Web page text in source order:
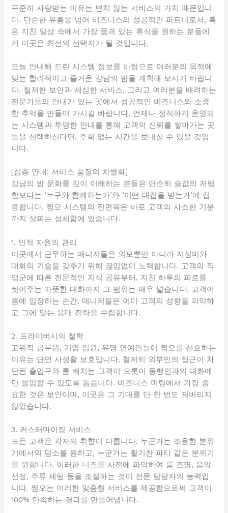
꾸준히 사랑받는 이유는 변치 않는 서비스의 가치 때문입니
다. 단순한 유흥을 넘어 비즈니스의 성공적인 파트너로서, 혹
은 지친 일상 속에서 가장 품격 있는 휴식을 원하는 분들에
게 이곳은 최선의 선택지가 될 것입니다.
오늘 안내해 드린 시스템 정보를 바탕으로 여러분의 목적에
맞는 합리적이고 즐거운 강남의 밤을 계획해 보시기 바랍니
다. 철저한 보안과 세심한 서비스, 그리고 여러분을 배려하는
전문가들의 안내가 있는 곳에서 성공적인 비즈니스와 소중
한 추억을 만들어 가시길 바랍니다. 언제나 정직하게 운영되
는 시스템과 투명한 안내를 통해 고객의 신뢰를 쌓아가는 곳
들을 선택하신다면, 후회 없는 시간을 보내실 수 있을 것입
니다.
[심층 안내: 서비스 품질의 차별화]
강남의 밤 문화를 깊이 이해하는 분들은 단순히 술값의 저렴
함보다는 ‘누구와 함께하는가’와 ‘어떤 대접을 받는가’에 집
중합니다. 쩜오 시스템의 진면목은 바로 고객의 사소한 기분
까지 살피는 섬세함에 있습니다.
1. 인적 자원의 관리
이곳에서 근무하는 매니저들은 외모뿐만 아니라 지성미와
대화의 기술을 갖추기 위해 끊임없이 노력합니다. 고객의 직
업군에 따른 전문적인 지식 공유부터, 지친 하루의 피로를
씻어주는 따뜻한 대화까지 그 범위는 매우 넓습니다. 고객이
룸에 입장하는 순간, 매니저들은 이미 고객의 성향을 파악하
고 그에 맞는 응대 전략을 수립합니다.
2. 프라이버시의 철학
고위직 공무원, 기업 임원, 유명 연예인들이 쩜오를 선호하는
이유는 단연 사생활 보호입니다. 철저히 외부인의 접근이 차
단된 출입구와 룸 배치는 고객이 오롯이 동행인과의 대화에
만 몰입할 수 있도록 돕습니다. 비즈니스 미팅에서 가장 중
요한 것은 보안이며, 이곳은 그 기대를 단 한 번도 저버리지
않았습니다.
3. 커스터마이징 서비스
모든 고객은 각자의 취향이 다릅니다. 누군가는 조용한 분위
기에서의 담소를 원하고, 누군가는 활기찬 파티 같은 분위기
를 원합니다. 이러한 니즈를 사전에 파악하여 룸 조명, 음악
선정, 주류 세팅 등을 조절하는 것이 전문 담당자의 능력입
니다. 쩜오는 이러한 맞춤형 서비스를 제공함으로써 고객이
100% 만족하는 결과를 만들어냅니다.